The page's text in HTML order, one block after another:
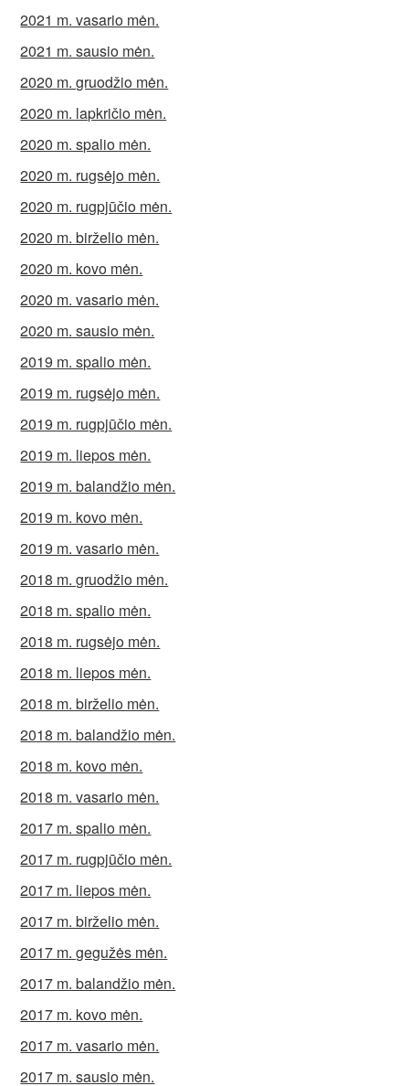
2021 m. vasario mėn.
2021 m. sausio mėn.
2020 m. gruodžio mėn.
2020 m. lapkričio mėn.
2020 m. spalio mėn.
2020 m. rugsėjo mėn.
2020 m. rugpjūčio mėn.
2020 m. birželio mėn.
2020 m. kovo mėn.
2020 m. vasario mėn.
2020 m. sausio mėn.
2019 m. spalio mėn.
2019 m. rugsėjo mėn.
2019 m. rugpjūčio mėn.
2019 m. liepos mėn.
2019 m. balandžio mėn.
2019 m. kovo mėn.
2019 m. vasario mėn.
2018 m. gruodžio mėn.
2018 m. spalio mėn.
2018 m. rugsėjo mėn.
2018 m. liepos mėn.
2018 m. birželio mėn.
2018 m. balandžio mėn.
2018 m. kovo mėn.
2018 m. vasario mėn.
2017 m. spalio mėn.
2017 m. rugpjūčio mėn.
2017 m. liepos mėn.
2017 m. birželio mėn.
2017 m. gegužės mėn.
2017 m. balandžio mėn.
2017 m. kovo mėn.
2017 m. vasario mėn.
2017 m. sausio mėn.